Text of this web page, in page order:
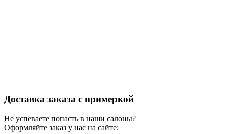
Доставка заказа с примеркой
Не успеваете попасть в наши салоны?
Оформляйте заказ у нас на сайте: